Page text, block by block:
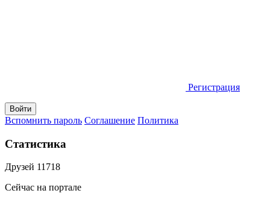
Регистрация
Вспомнить пароль Соглашение Политика
Статистика
Друзей 11718
Сейчас на портале